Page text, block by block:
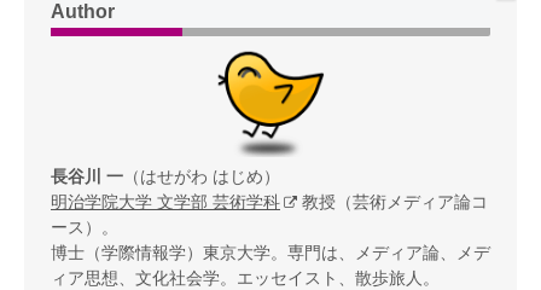
Author
長谷川 一 （はせがわ はじめ）
明治学院大学 文学部 芸術学科
教授（芸術メディア論コ
ース）。
博士（学際情報学）東京大学。専門は、メディア論、メデ
ィア思想、文化社会学。エッセイスト、散歩旅人。